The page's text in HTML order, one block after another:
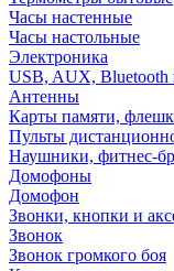
Часы настенные
Часы настольные
Электроника
USB, AUX, Bluetooth
Антенны
Карты памяти,
Пульты
Наушники, фитнес-
Домофоны
Домофон
Звонки, кнопки и
Звонок
Звонок громкого боя